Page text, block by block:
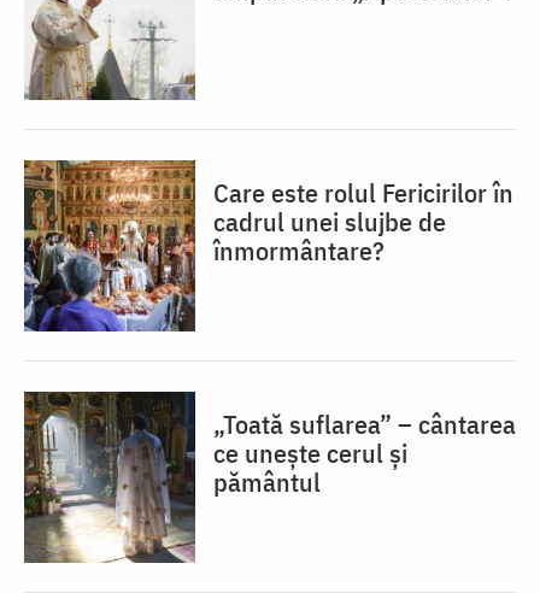
Care este rolul Fericirilor în
cadrul unei slujbe de
înmormântare?
„Toată suflarea” – cântarea
ce unește cerul și
pământul